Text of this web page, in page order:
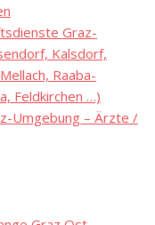
Graz-
Kalsdorf,
Raaba-
Feldkirchen …)
Umgebung – Ärzte /